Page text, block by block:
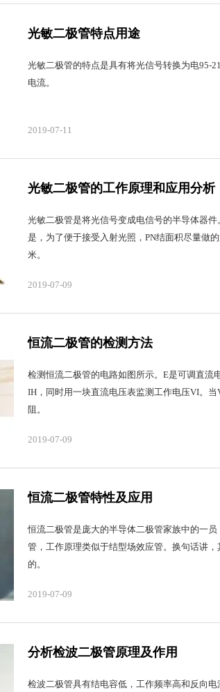
光敏二极管特点用途
光敏二极管的特点是具有将光信号转换为电95-
电流。
2019-07-11
光敏二极管的工作原理和应用分析
光敏二极管是将光信号变成电信号的半导体器
是，为了便于接受入射光照，PN结面积尽量做
米。
2019-07-09
恒流二极管的检测方法
检测恒流二极管的电路如图所示。E是可调直
IH，同时用一块直流电压表监测工作电压VI。
阻。
2019-07-09
恒流二极管特性及应用
恒流二极管是庞大的半导体二极管家族中的一
管，工作原理类似于结型场效应管。换句话讲
的。
2019-07-09
分析检波二极管原理及作用
检波二极管具有结电容低，工作频率高和反向电